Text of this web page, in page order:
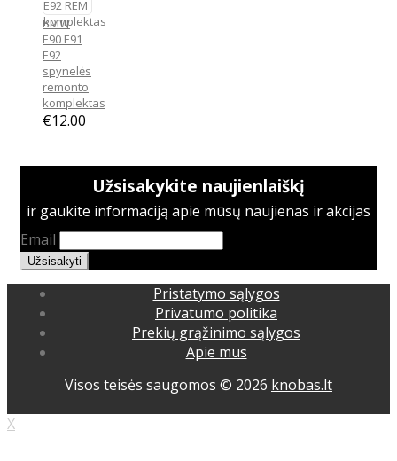
BMW
E90 E91
E92
spynelės
remonto
komplektas
€12.00
Užsisakykite naujienlaiškį
ir gaukite informaciją apie mūsų naujienas ir akcijas
Email
Pristatymo sąlygos
Privatumo politika
Prekių grąžinimo sąlygos
Apie mus
Visos teisės saugomos © 2026 knobas.lt
X